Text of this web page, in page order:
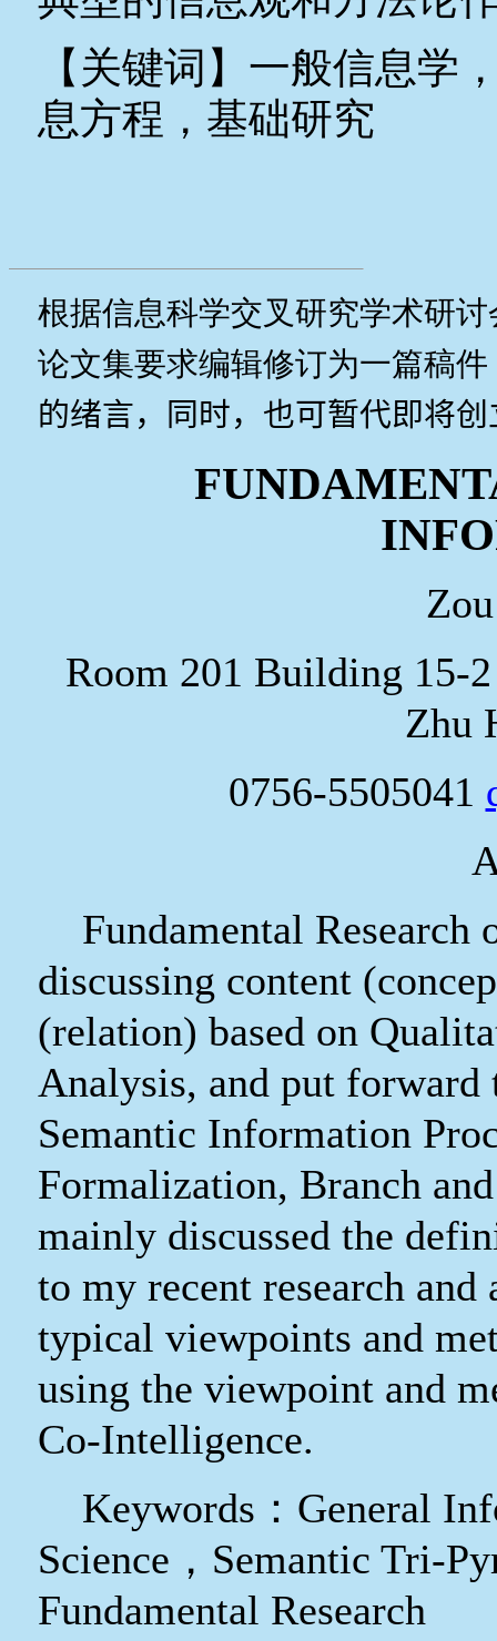
【关键词】 一般信息学
息方程，基础研究
根据信息科学交叉研究学术研讨
论文集要求编辑修订为一篇稿件
的绪言，同时，也可暂代即将
Room 201 Building 15-
Zhu
0756-5505041
Fundamental
discussing content
(relation) based on
Analysis, and put
Semantic Information
Formalization, Branch
mainly discussed the
to my recent research and
typical viewpoints and
using the viewpoint and
Co-Intelligence.
Keywords ： General
Science ， Semantic Tri-
Fundamental Research